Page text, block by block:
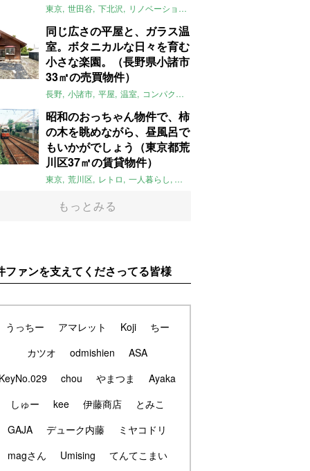
東京 世田谷 下北沢 リノベーション
同じ広さの平屋と、ガラス温
室。ボタニカルな日々を育む
小さな楽園。（長野県小諸市
33㎡の売買物件）
長野 小諸市 平屋 温室 コンパクト
昭和のおっちゃん物件で、柿
の木を眺めながら、昼風呂で
もいかがでしょう（東京都荒
川区37㎡の賃貸物件）
東京 荒川区 レトロ 一人暮らし タイル
もっとみる
ファンを支えてくださってる皆様
うっちー アマレット Koji
ちー
カツオ
odmishien
ASA
chou やまつま
Ayaka
しゅー
kee 伊藤商店
とみこ
GAJA
デューク内藤
ミヤコドリ
magさん
Umising てんてこまい